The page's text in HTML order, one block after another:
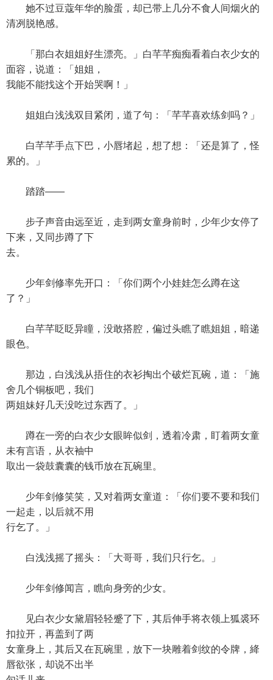
她不过豆蔻年华的脸蛋，却已带上几分不食人间烟火的
清冽脱艳感。
「那白衣姐姐好生漂亮。」白芊芊痴痴看着白衣少女的
面容，说道：「姐姐，
我能不能找这个开始哭啊！」
姐姐白浅浅双目紧闭，道了句：「芊芊喜欢练剑吗？」
白芊芊手点下巴，小唇堵起，想了想：「还是算了，怪
累的。」
踏踏——
步子声音由远至近，走到两女童身前时，少年少女停了
下来，又同步蹲了下
去。
少年剑修率先开口：「你们两个小娃娃怎么蹲在这
了？」
白芊芊眨眨异瞳，没敢搭腔，偏过头瞧了瞧姐姐，暗递
眼色。
那边，白浅浅从捂住的衣衫掏出个破烂瓦碗，道：「施
舍几个铜板吧，我们
两姐妹好几天没吃过东西了。」
蹲在一旁的白衣少女眼眸似剑，透着冷肃，盯着两女童
未有言语，从衣袖中
取出一袋鼓囊囊的钱币放在瓦碗里。
少年剑修笑笑，又对着两女童道：「你们要不要和我们
一起走，以后就不用
行乞了。」
白浅浅摇了摇头：「大哥哥，我们只行乞。」
少年剑修闻言，瞧向身旁的少女。
见白衣少女黛眉轻轻蹙了下，其后伸手将衣领上狐裘环
扣拉开，再盖到了两
女童身上，其后又在瓦碗里，放下一块雕着剑纹的令牌，絳
唇欲张，却说不出半